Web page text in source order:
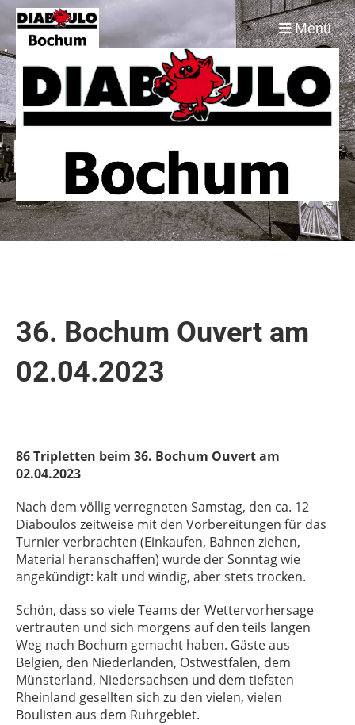
Menü
36. Bochum Ouvert am
02.04.2023
86 Tripletten beim 36. Bochum Ouvert am
02.04.2023
Nach dem völlig verregneten Samstag, den ca. 12
Diaboulos zeitweise mit den Vorbereitungen für das
Turnier verbrachten (Einkaufen, Bahnen ziehen,
Material heranschaffen) wurde der Sonntag wie
angekündigt: kalt und windig, aber stets trocken.
Schön, dass so viele Teams der Wettervorhersage
vertrauten und sich morgens auf den teils langen
Weg nach Bochum gemacht haben. Gäste aus
Belgien, den Niederlanden, Ostwestfalen, dem
Münsterland, Niedersachsen und dem tiefsten
Rheinland gesellten sich zu den vielen, vielen
Boulisten aus dem Ruhrgebiet.